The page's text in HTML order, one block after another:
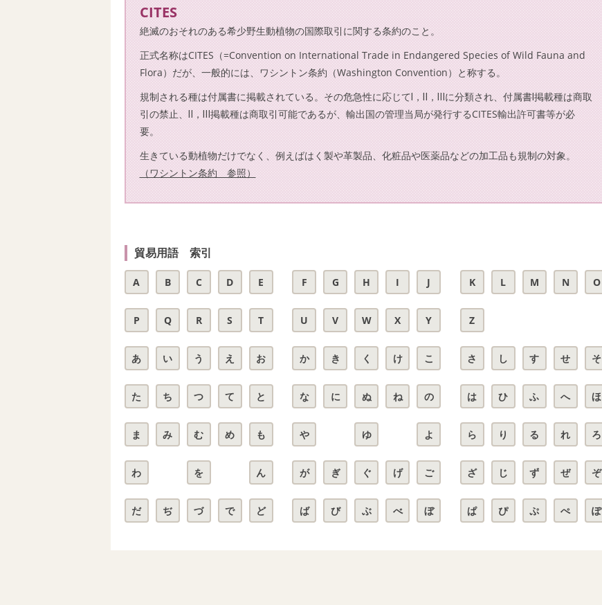
CITES
絶滅のおそれのある希少野生動植物の国際取引に関する条約のこと。
正式名称はCITES（=Convention on International Trade in Endangered Species of Wild Fauna and
Flora）だが、一般的には、ワシントン条約（Washington Convention）と称する。
規制される種は付属書に掲載されている。その危急性に応じてⅠ，Ⅱ，Ⅲに分類され、付属書Ⅰ掲載種は商取
引の禁止、Ⅱ，Ⅲ掲載種は商取引可能であるが、輸出国の管理当局が発行するCITES輸出許可書等が必
要。
生きている動植物だけでなく、例えばはく製や革製品、化粧品や医薬品などの加工品も規制の対象。
（ワシントン条約 参照）
貿易用語 索引
A B C D E F G H I J K L M N O
P Q R S T U V W X Y Z
あ い う え お か き く け こ さ し す せ そ
た ち つ て と な に ぬ ね の は ひ ふ へ ほ
ま み む め も や ゆ よ ら り る れ ろ
わ を ん が ぎ ぐ げ ご ざ じ ず ぜ ぞ
だ ぢ づ で ど ば び ぶ べ ぼ ぱ ぴ ぷ ぺ ぽ